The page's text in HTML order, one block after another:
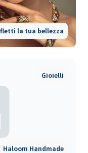
la tua bellezza
Gioielli
Haloom Handmade